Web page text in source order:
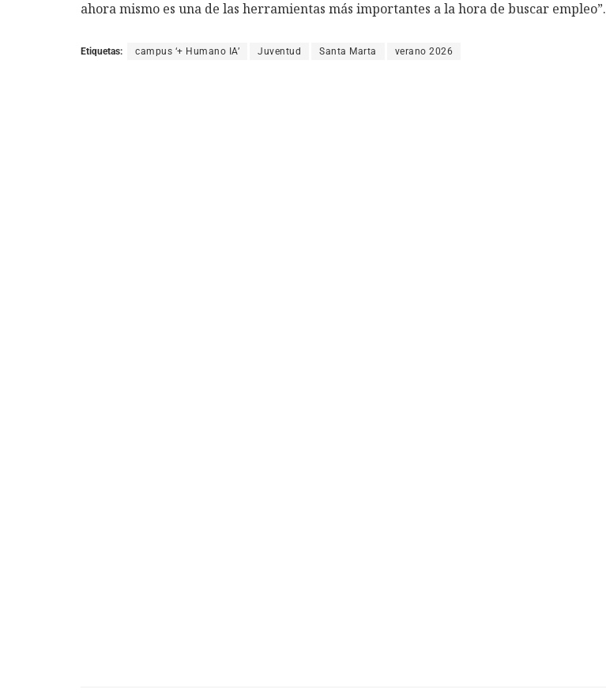
ahora mismo es una de las herramientas más importantes a la hora de buscar empleo”.
Etiquetas: campus ‘+ Humano IA’ Juventud Santa Marta verano 2026